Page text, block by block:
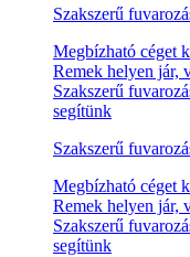
Szakszerű
Megbízható céget
Remek helyen jár,
Szakszerű
segítünk
Szakszerű
Megbízható céget
Remek helyen jár,
Szakszerű
segítünk